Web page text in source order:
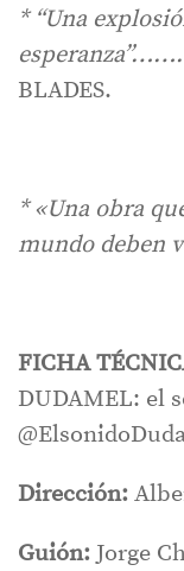
* “Una
BLADES.
* «Una obra
mundo deben
FICHA
DUDAMEL: el
Dirección:
Guión: Jorge